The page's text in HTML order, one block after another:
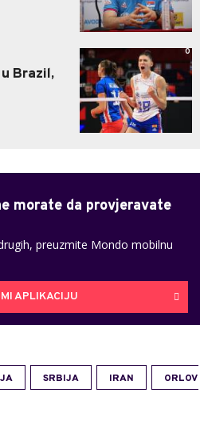
Brazil,
0
morate da provjeravate
preuzmite Mondo mobilnu
APLIKACIJU
SRBIJA IRAN ORLOVI